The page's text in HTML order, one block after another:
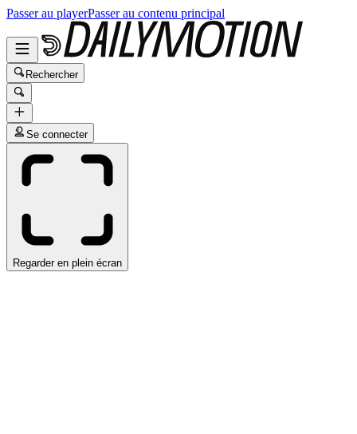
Passer au playerPasser au contenu principal
Rechercher
Se connecter
Regarder en plein écran